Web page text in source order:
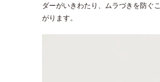
ダーがいきわたり、ムラづきを防ぐ
がります。